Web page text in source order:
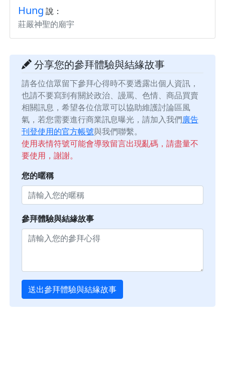
Hung 說：
莊嚴神聖的廟宇
分享您的參拜體驗與結緣故事
請各位信眾留下參拜心得時不要透露出個人資訊，
也請不要寫到有關於政治、謾罵、色情、商品買賣
相關訊息，希望各位信眾可以協助維護討論區風
氣，若您需要進行商業訊息曝光，請加入我們廣告
刊登使用的官方帳號與我們聯繫。
使用表情符號可能會導致留言出現亂碼，請盡量不
要使用，謝謝。
您的暱稱
參拜體驗與結緣故事
送出參拜體驗與結緣故事